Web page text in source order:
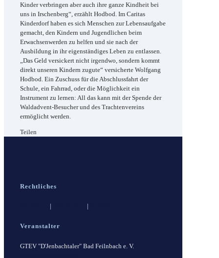
Kinder verbringen aber auch ihre ganze Kindheit bei
uns in Irschenberg“, erzählt Hodbod. Im Caritas
Kinderdorf haben es sich Menschen zur Lebensaufgabe
gemacht, den Kindern und Jugendlichen beim
Erwachsenwerden zu helfen und sie nach der
Ausbildung in ihr eigenständiges Leben zu entlassen.
„Das Geld versickert nicht irgendwo, sondern kommt
direkt unseren Kindern zugute“ versicherte Wolfgang
Hodbod. Ein Zuschuss für die Abschlussfahrt der
Schule, ein Fahrrad, oder die Möglichkeit ein
Instrument zu lernen: All das kann mit der Spende der
Waldadvent-Besucher und des Trachtenvereins
ermöglicht werden.
Teilen
Rechtliches
| |
Veranstalter
GTEV "D'Jenbachtaler" Bad Feilnbach e. V.